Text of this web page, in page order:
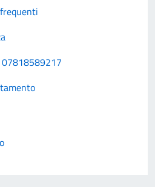
07818589217